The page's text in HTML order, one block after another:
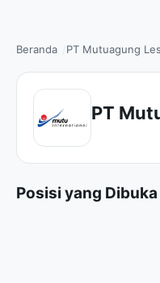
Beranda PT Mutuagung
PT
Posisi yang Dibuka